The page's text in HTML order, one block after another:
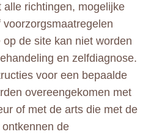
alle richtingen, mogelijke
de site kan niet worden
en zelfdiagnose.
voor een bepaalde
overeengekomen met
of met de arts die met de
de